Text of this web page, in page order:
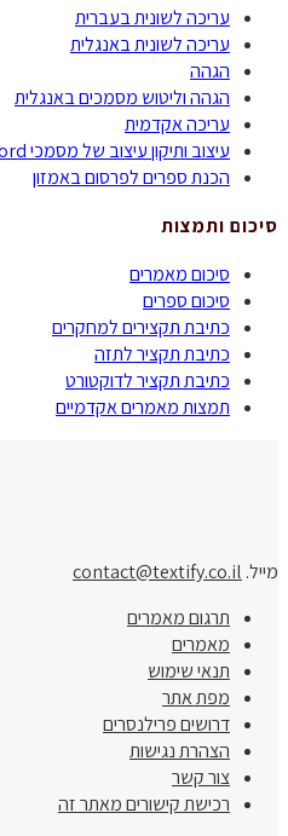
עריכה לשונית בעברית
עריכה לשונית באנגלית
הגהה
הגהה וליטוש מסמכים באנגלית
עריכה אקדמית
עיצוב ותיקון עיצוב של מסמכי Word
הכנת ספרים לפרסום באמזון
סיכום ותמצות
סיכום מאמרים
סיכום ספרים
כתיבת תקצירים למחקרים
כתיבת תקציר לתזה
כתיבת תקציר לדוקטורט
תמצות מאמרים אקדמיים
מייל. contact@textify.co.il
תרגום מאמרים
מאמרים
תנאי שימוש
מפת אתר
דרושים פרילנסרים
הצהרת נגישות
צור קשר
רכישת קישורים מאתר זה